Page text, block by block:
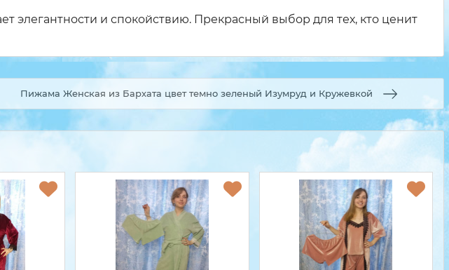
элегантности и спокойствию. Прекрасный выбор для тех, кто ценит
Пижама Женская из Бархата цвет темно зеленый Изумруд и Кружевкой